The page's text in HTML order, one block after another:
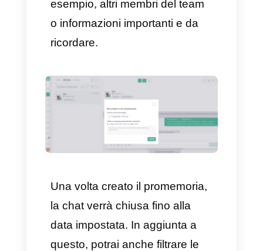
l’appuntamento. È
estremamente utile, ad
un follow up di un determinato
contatto o cliente al fine di
riprogrammare una demo.
basterà aprire una chat
all’internodell’account Callbell
cliccare su ‘Aggiungi